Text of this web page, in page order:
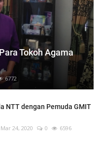
Tokoh Agama
6772
NTT dengan Pemuda GMIT
Mar 24, 2020 0 6596